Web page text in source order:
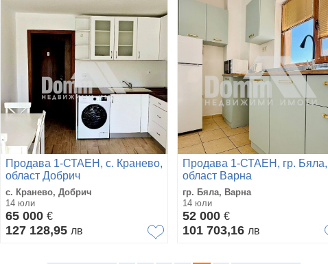
Продава 1-СТАЕН, с. Кранево,
област Добрич
с. Кранево, Добрич
14 юли
65 000 €
127 128,95 лв
Продава 1-СТАЕН, гр. Бяла,
област Варна
гр. Бяла, Варна
14 юли
52 000 €
101 703,16 лв